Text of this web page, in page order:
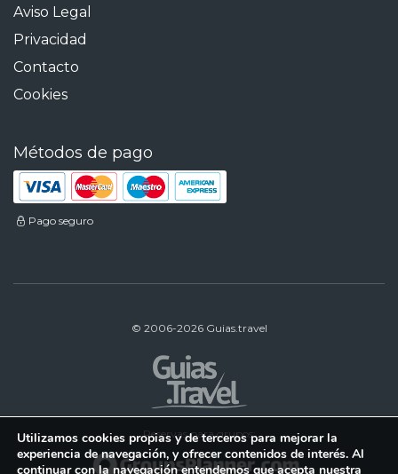
Aviso Legal
Privacidad
Contacto
Cookies
Métodos de pago
Pago seguro
© 2006-2026 Guias.travel
Reservas para grupos:
Utilizamos cookies propias y de terceros para mejorar la
experiencia de navegación, y ofrecer contenidos de interés. Al
continuar con la navegación entendemos que acepta nuestra